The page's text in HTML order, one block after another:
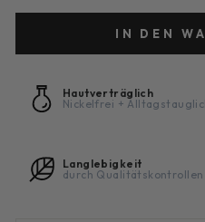
IN DEN
Hautverträglich
Nickelfrei +
Langlebigkeit
durch Qualitätskontrollen